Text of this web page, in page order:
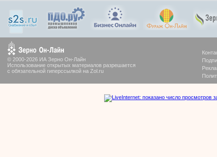
© 2000-2026 ИА Зерно Он-Лайн
Использование открытых материалов разрешается
с обязательной гиперссылкой на Zol.ru